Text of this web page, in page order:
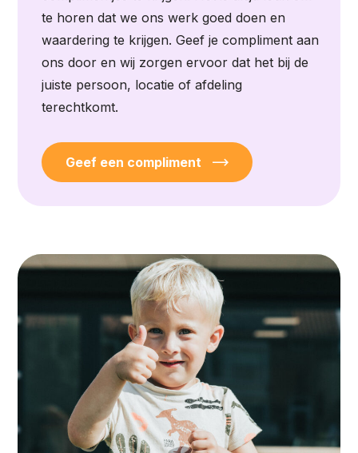
te horen dat we ons werk goed doen en
waardering te krijgen. Geef je compliment aan
ons door en wij zorgen ervoor dat het bij de
juiste persoon, locatie of afdeling
terechtkomt.
Geef een compliment